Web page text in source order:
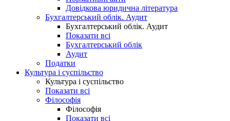
Довідкова юридична література
Бухгалтерський облік. Аудит
Бухгалтерський облік. Аудит
Показати всі
Бухгалтерський облік
Аудит
Податки
Культура і суспільство
Культура і суспільство
Показати всі
Філософія
Філософія
Показати всі